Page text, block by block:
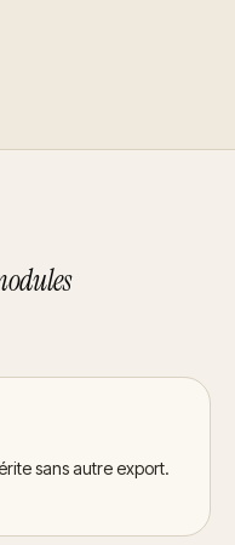
sans autre export.